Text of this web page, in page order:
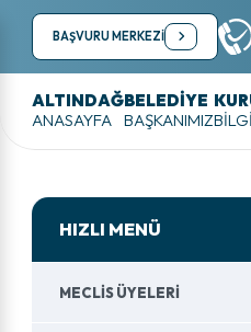
BAŞVURU MERKEZİ
ALTINDAĞ
ANASAYFA
BELEDİYE
BAŞKANIMIZ
HIZLI MENÜ
MECLIS ÜYELERI